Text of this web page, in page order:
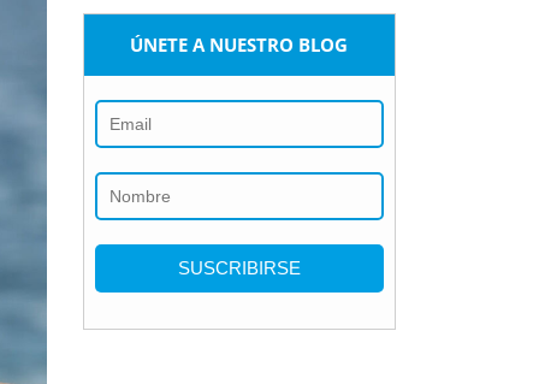
ÚNETE A NUESTRO BLOG